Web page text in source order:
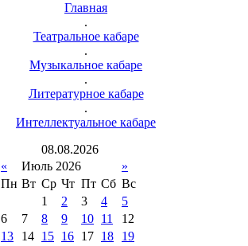
Главная
.
Театральное кабаре
.
Музыкальное кабаре
.
Литературное кабаре
.
Интеллектуальное кабаре
08.08.2026
«
Июль 2026
»
Пн Вт Ср Чт Пт Сб Вс
1
2 3 4
5
6
7 8 9 10 11
12
13
14 15 16 17 18
19